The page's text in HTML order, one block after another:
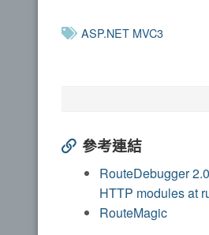
ASP.NET MVC3
參考連結
RouteDebugger
HTTP modules at
RouteMagic